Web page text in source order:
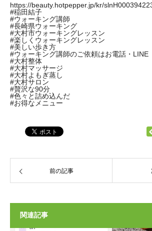
https://beauty.hotpepper.jp/kr/
#稲田結子
#ウォーキング講師
#長崎県ウォーキング
#大村市ウォーキングレッスン
#楽しくウォーキングレッスン
#美しい歩き方
#ウォーキング講師のご依頼はお電話・
#大村整体
#大村マッサージ
#大村よもぎ蒸し
#大村サロン
#贅沢な90分
#色々と詰め込んだ
#お得なメニュー
前の記事
関連記事